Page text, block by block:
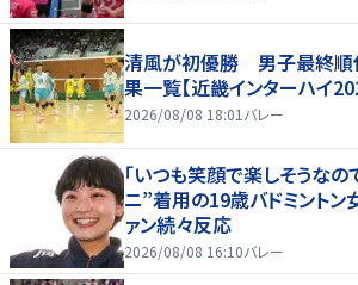
清風が初優勝 男子最終順
果一覧【近畿インターハイ
2026/08/08 18:01 バレー
「いつも笑顔で楽しそうな
ニ”着用の19歳バドミントン
ァン続々反応
2026/08/08 16:10バレー